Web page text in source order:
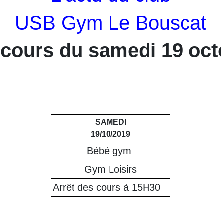
USB Gym Le Bouscat
du samedi 19
SAMEDI
19/10/2019
Bébé gym
Gym Loisirs
Arrêt des cours à 15H30